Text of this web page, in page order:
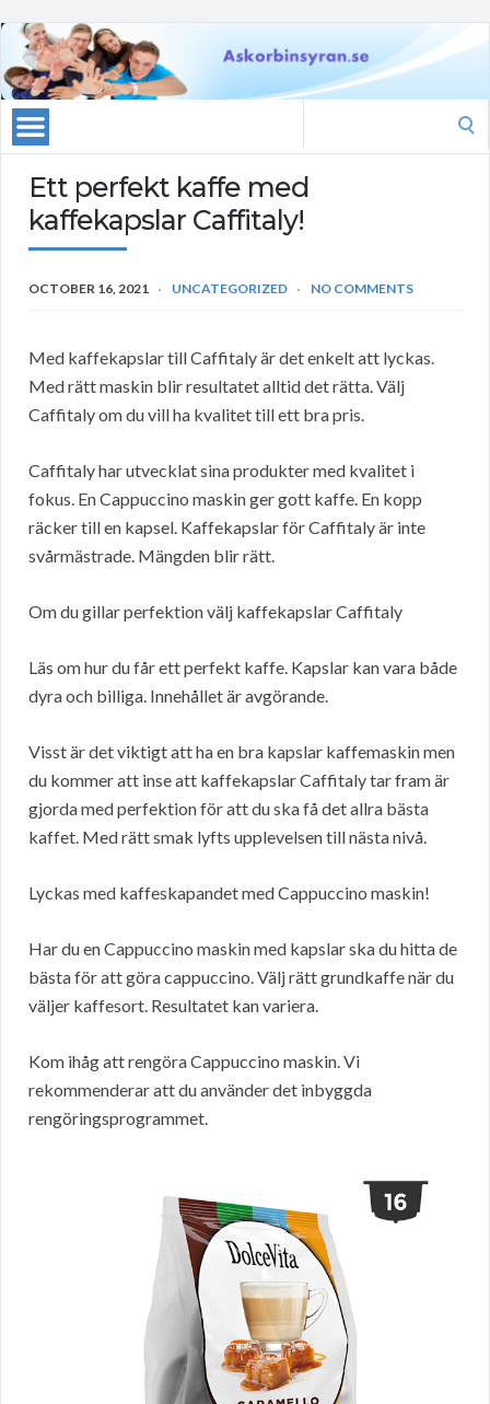
Ett perfekt kaffe med
kaffekapslar Caffitaly!
OCTOBER 16, 2021 UNCATEGORIZED NO COMMENTS
Med kaffekapslar till Caffitaly är det enkelt att lyckas.
Med rätt maskin blir resultatet alltid det rätta. Välj
Caffitaly om du vill ha kvalitet till ett bra pris.
Caffitaly har utvecklat sina produkter med kvalitet i
fokus. En Cappuccino maskin ger gott kaffe. En kopp
räcker till en kapsel. Kaffekapslar för Caffitaly är inte
svårmästrade. Mängden blir rätt.
Om du gillar perfektion välj kaffekapslar Caffitaly
Läs om hur du får ett perfekt kaffe. Kapslar kan vara både
dyra och billiga. Innehållet är avgörande.
Visst är det viktigt att ha en bra kapslar kaffemaskin men
du kommer att inse att kaffekapslar Caffitaly tar fram är
gjorda med perfektion för att du ska få det allra bästa
kaffet. Med rätt smak lyfts upplevelsen till nästa nivå.
Lyckas med kaffeskapandet med Cappuccino maskin!
Har du en Cappuccino maskin med kapslar ska du hitta de
bästa för att göra cappuccino. Välj rätt grundkaffe när du
väljer kaffesort. Resultatet kan variera.
Kom ihåg att rengöra Cappuccino maskin. Vi
rekommenderar att du använder det inbyggda
rengöringsprogrammet.